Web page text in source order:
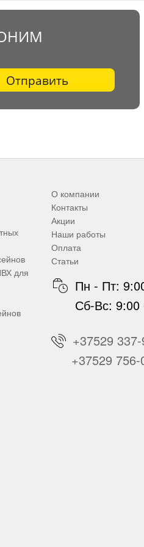
Отправить
для
О компании
Контакты
Акции
Наши работы
Оплата
Статьи
Пн - Пт:
Сб-Вс: 9:00
+37529
+37529 756-